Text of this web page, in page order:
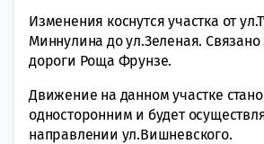
Изменения коснутся участка от
Миннулина до ул.Зеленая. Связано
дороги Роща Фрунзе.
Движение на данном участке
односторонним и будет
направлении ул.Вишневского.